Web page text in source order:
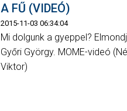
A FŰ (VIDEÓ)
2015-11-03 06:34:04
Mi dolgunk a gyeppel?
Győri György. MOME-videó
Viktor)